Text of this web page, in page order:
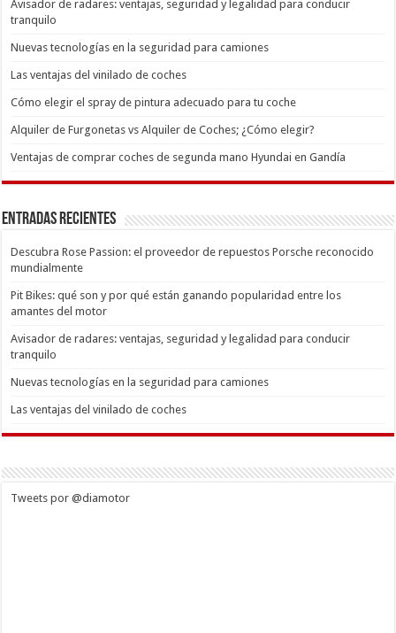
Avisador de radares: ventajas, seguridad y legalidad para conducir
tranquilo
Nuevas tecnologías en la seguridad para camiones
Las ventajas del vinilado de coches
Cómo elegir el spray de pintura adecuado para tu coche
Alquiler de Furgonetas vs Alquiler de Coches; ¿Cómo elegir?
Ventajas de comprar coches de segunda mano Hyundai en Gandía
Entradas recientes
Descubra Rose Passion: el proveedor de repuestos Porsche reconocido
mundialmente
Pit Bikes: qué son y por qué están ganando popularidad entre los
amantes del motor
Avisador de radares: ventajas, seguridad y legalidad para conducir
tranquilo
Nuevas tecnologías en la seguridad para camiones
Las ventajas del vinilado de coches
Tweets por @diamotor